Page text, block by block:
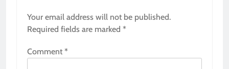
Your email address will not be published.
Required fields are marked *
Comment *